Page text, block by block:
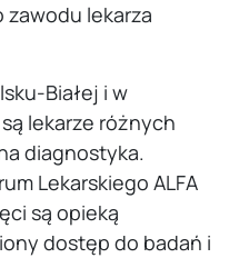
zawodu lekarza
Białej i w
lekarze różnych
diagnostyka.
Lekarskiego ALFA
są opieką
dostęp do badań i